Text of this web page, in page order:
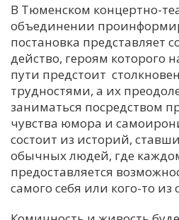
В Тюменском концертно-
объединении
постановка представляет
действо, героям которого
пути предстоит
трудностями, а их
заниматься посредством
чувства юмора и
состоит из историй,
обычных людей, где
предоставляется
самого себя или кого-то из